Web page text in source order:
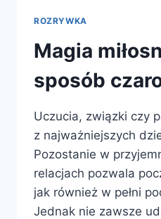
ROZRYWKA
Magia
sposób
Uczucia, związki czy
z najważniejszych
Pozostanie w
relacjach pozwala
jak również w pełni
Jednak nie zawsze